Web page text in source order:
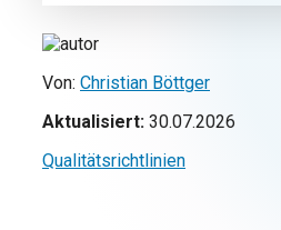
Von: Christian Böttger
Aktualisiert: 30.07.2026
Qualitätsrichtlinien